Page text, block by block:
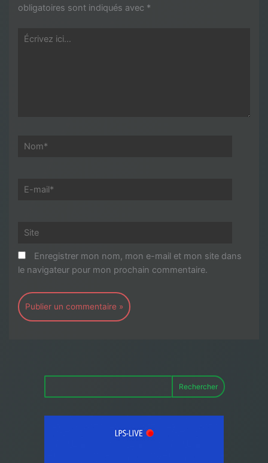
obligatoires sont indiqués avec *
Écrivez
Nom*
E-
Site
Enregistrer mon nom, mon e-mail et mon site dans
le navigateur pour mon prochain commentaire.
Rechercher